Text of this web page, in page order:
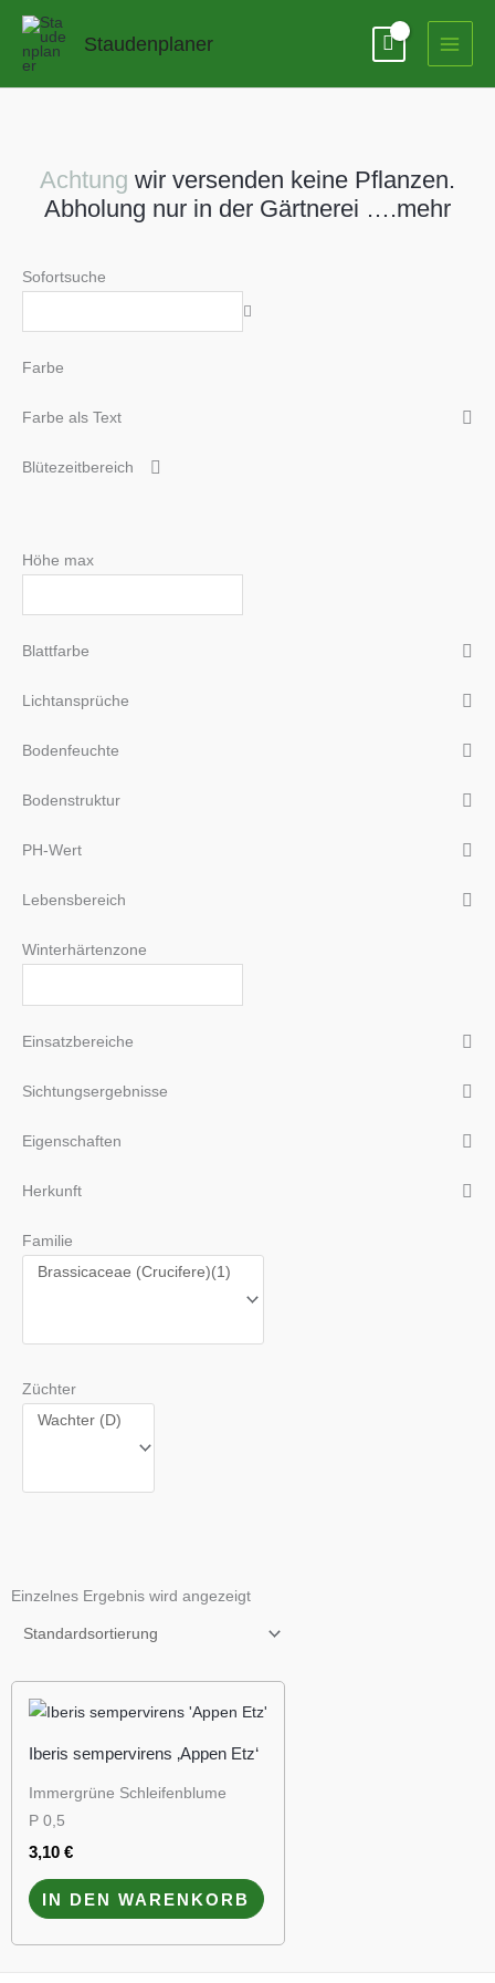
Zum
springen
Staudenplaner
Achtung wir versenden keine Pflanzen.
Abholung nur in der Gärtnerei ….mehr
Sofortsuche
Farbe
Farbe als Text
Blütezeitbereich
Höhe max
Blattfarbe
Lichtansprüche
Bodenfeuchte
Bodenstruktur
PH-Wert
Lebensbereich
Winterhärtenzone
Einsatzbereiche
Sichtungsergebnisse
Eigenschaften
Herkunft
Familie
Züchter
Einzelnes Ergebnis wird angezeigt
Iberis sempervirens ‚Appen Etz‘
Immergrüne Schleifenblume
P 0,5
3,10 €
IN DEN WARENKORB